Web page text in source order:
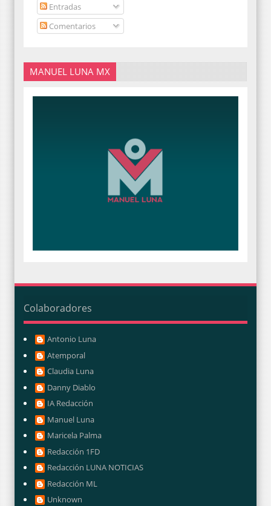
Entradas
Comentarios
MANUEL LUNA MX
Colaboradores
Antonio Luna
Atemporal
Claudia Luna
Danny Diablo
IA Redacción
Manuel Luna
Maricela Palma
Redacción 1FD
Redacción LUNA NOTICIAS
Redacción ML
Unknown